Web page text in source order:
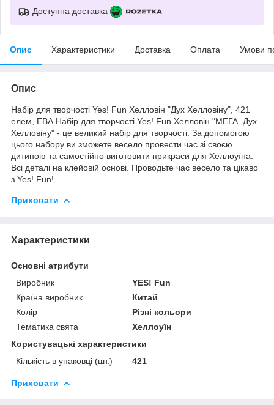
Доступна доставка
Опис Характеристики Доставка Оплата Умови
Опис
Набір для творчості Yes! Fun Хелловін "Дух Хелловіну", 421
елем, ЕВА Набір для творчості Yes! Fun Хелловін "МЕГА. Дух
Хелловіну" - це великий набір для творчості. За допомогою
цього набору ви зможете весело провести час зі своєю
дитиною та самостійно виготовити прикраси для Хеллоуїна.
Всі деталі на клейовій основі. Проводьте час весело та цікаво
з Yes! Fun!
Приховати
Характеристики
Основні атрибути
Виробник
YES! Fun
Країна виробник
Китай
Колір
Різні кольори
Тематика свята
Хеллоуїн
Користувацькі характеристики
Кількість в упаковці (шт.)
421
Приховати